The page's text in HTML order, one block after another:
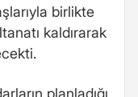
birlikte
kaldırarak
planladığı